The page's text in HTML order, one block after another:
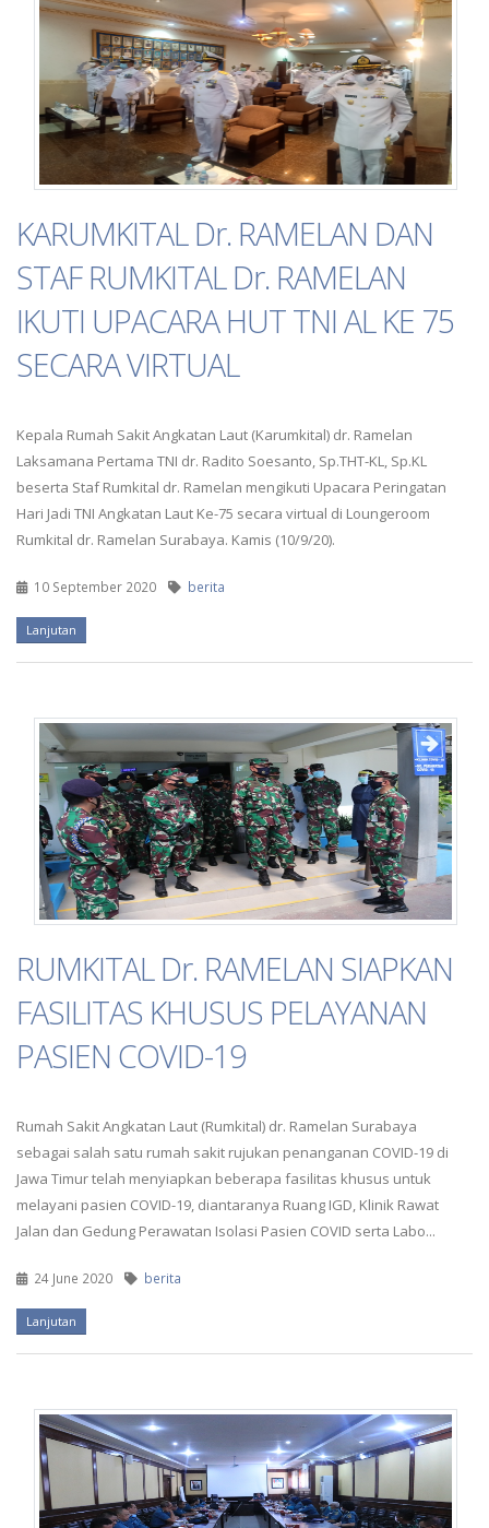
KARUMKITAL Dr. RAMELAN DAN
STAF RUMKITAL Dr. RAMELAN
IKUTI UPACARA HUT TNI AL KE 75
SECARA VIRTUAL
Kepala Rumah Sakit Angkatan Laut (Karumkital) dr. Ramelan
Laksamana Pertama TNI dr. Radito Soesanto, Sp.THT-KL, Sp.KL
beserta Staf Rumkital dr. Ramelan mengikuti Upacara Peringatan
Hari Jadi TNI Angkatan Laut Ke-75 secara virtual di Loungeroom
Rumkital dr. Ramelan Surabaya. Kamis (10/9/20).
10 September 2020 berita
Lanjutan
RUMKITAL Dr. RAMELAN SIAPKAN
FASILITAS KHUSUS PELAYANAN
PASIEN COVID-19
Rumah Sakit Angkatan Laut (Rumkital) dr. Ramelan Surabaya
sebagai salah satu rumah sakit rujukan penanganan COVID-19 di
Jawa Timur telah menyiapkan beberapa fasilitas khusus untuk
melayani pasien COVID-19, diantaranya Ruang IGD, Klinik Rawat
Jalan dan Gedung Perawatan Isolasi Pasien COVID serta Labo...
24 June 2020 berita
Lanjutan